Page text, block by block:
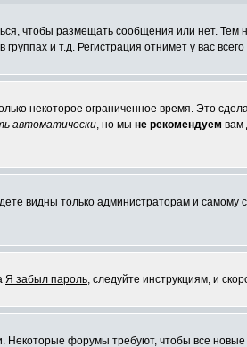
чтобы размещать сообщения или нет.
и т.д. Регистрация отнимет у вас
некоторое ограниченное время. Это
автоматически, но мы не рекомендуем вам
видны только администраторам и самому
Я забыл пароль, следуйте инструкциям, и
Некоторые форумы требуют, чтобы все